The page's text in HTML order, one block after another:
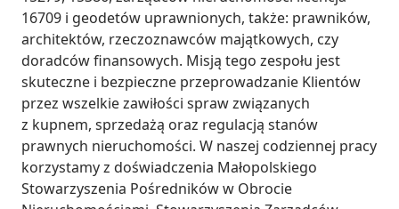
16709 i geodetów uprawnionych, także: prawników,
architektów, rzeczoznawców majątkowych, czy
doradców finansowych. Misją tego zespołu jest
skuteczne i bezpieczne przeprowadzanie Klientów
przez wszelkie zawiłości spraw związanych
z kupnem, sprzedażą oraz regulacją stanów
prawnych nieruchomości. W naszej codziennej pracy
korzystamy z doświadczenia Małopolskiego
Stowarzyszenia Pośredników w Obrocie